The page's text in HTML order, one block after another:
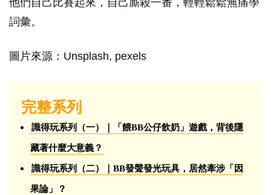
他們自己比賽起來，自己廝殺一番，輕輕鬆鬆無痛學
詞彙。
圖片來源：Unsplash, pexels
完整系列
識得玩系列（一）｜「餵BB公仔飲奶」遊戲，背後隱
藏著什麼大意義？
識得玩系列（二）｜BB發聲發光玩具，居然牽涉「因
果論」？